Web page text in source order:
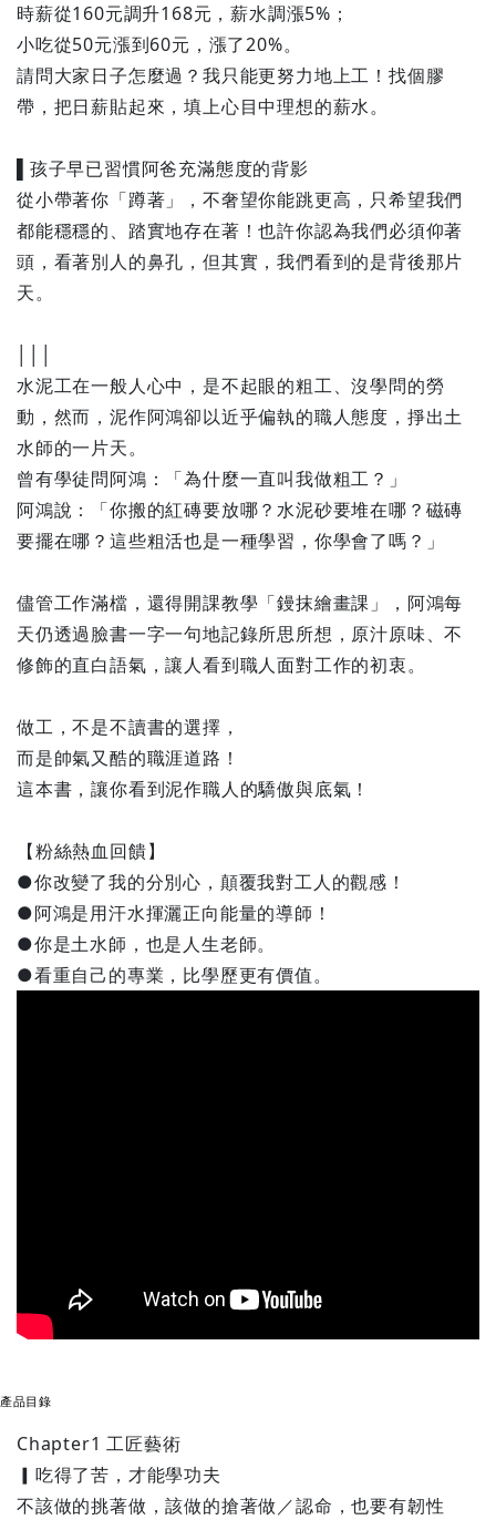
時薪從160元調升168元，薪水調漲5%；
小吃從50元漲到60元，漲了20%。
請問大家日子怎麼過？我只能更努力地上工！找個膠
帶，把日薪貼起來，填上心目中理想的薪水。
▌孩子早已習慣阿爸充滿態度的背影
從小帶著你「蹲著」，不奢望你能跳更高，只希望我們
都能穩穩的、踏實地存在著！也許你認為我們必須仰著
頭，看著別人的鼻孔，但其實，我們看到的是背後那片
天。
水泥工在一般人心中，是不起眼的粗工、沒學問的勞
動，然而，泥作阿鴻卻以近乎偏執的職人態度，掙出土
水師的一片天。
曾有學徒問阿鴻：「為什麼一直叫我做粗工？」
阿鴻說：「你搬的紅磚要放哪？水泥砂要堆在哪？磁磚
要擺在哪？這些粗活也是一種學習，你學會了嗎？」
儘管工作滿檔，還得開課教學「鏝抹繪畫課」，阿鴻每
天仍透過臉書一字一句地記錄所思所想，原汁原味、不
修飾的直白語氣，讓人看到職人面對工作的初衷。
做工，不是不讀書的選擇，
而是帥氣又酷的職涯道路！
這本書，讓你看到泥作職人的驕傲與底氣！
【粉絲熱血回饋】
●你改變了我的分別心，顛覆我對工人的觀感！
●阿鴻是用汗水揮灑正向能量的導師！
●你是土水師，也是人生老師。
●看重自己的專業，比學歷更有價值。
產品目錄
Chapter1 工匠藝術
▎吃得了苦，才能學功夫
不該做的挑著做，該做的搶著做／認命，也要有韌性